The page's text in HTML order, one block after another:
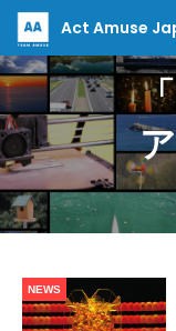
Act Amuse
NEWS